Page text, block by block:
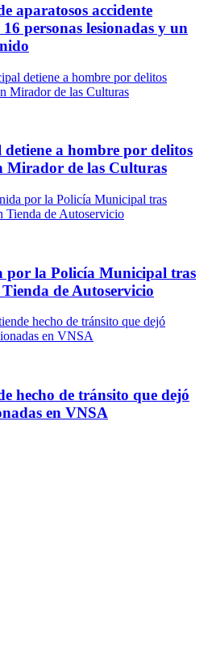
aparatosos accidente
personas lesionadas y un
a hombre por delitos
Mirador de las Culturas
por la Policía Municipal tras
de Autoservicio
hecho de tránsito que dejó
en VNSA